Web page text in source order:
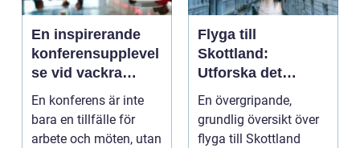
En inspirerande
konferensupplevel
se vid vackra
Tylösand
En konferens är inte
bara en tillfälle för
arbete och möten, utan
Flyga till
Skottland:
Utforska det
vackra landet på
ännu enklast sätt
En övergripande,
grundlig översikt över
flyga till Skottland